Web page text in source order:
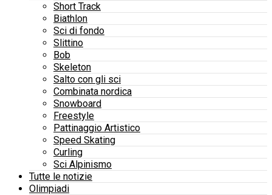
Short Track
Biathlon
Sci di fondo
Slittino
Bob
Skeleton
Salto con gli sci
Combinata nordica
Snowboard
Freestyle
Pattinaggio Artistico
Speed Skating
Curling
Sci Alpinismo
Tutte le notizie
Olimpiadi